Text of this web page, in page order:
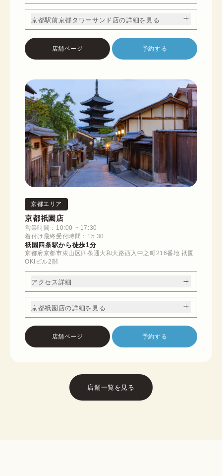
京都駅前京都タワーサンド店の詳細を見る
店舗ページ 予約する
京都エリア
京都祇園店
営業時間：10:00 ~ 17:30
着付け最終受付時間：15:30
祇園四条駅から徒歩1分
京都府京都市東山区四条通大和大路西入中之町216番地 祇園
OKIビル2階
アクセス詳細
京都祇園店の詳細を見る
店舗ページ 予約する
店舗一覧を見る